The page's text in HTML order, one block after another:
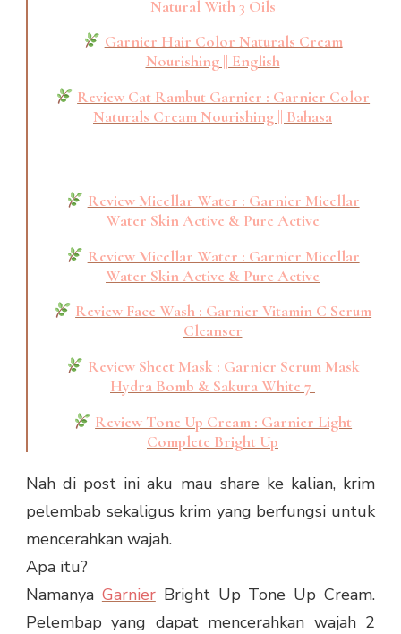
Natural With 3 Oils
Garnier Hair Color Naturals Cream
Nourishing || English
Review Cat Rambut Garnier : Garnier Color
Naturals Cream Nourishing || Bahasa
Review Micellar Water : Garnier Micellar
Water Skin Active & Pure Active
Review Micellar Water : Garnier Micellar
Water Skin Active & Pure Active
Review Face Wash : Garnier Vitamin C Serum
Cleanser
Review Sheet Mask : Garnier Serum Mask
Hydra Bomb & Sakura White 7
Review Tone Up Cream : Garnier Light
Complete Bright Up
Nah di post ini aku mau share ke kalian, krim
pelembab sekaligus krim yang berfungsi untuk
mencerahkan wajah.
Apa itu?
Namanya GarnierBright Up Tone Up Cream.
Pelembap yang dapat mencerahkan wajah 2